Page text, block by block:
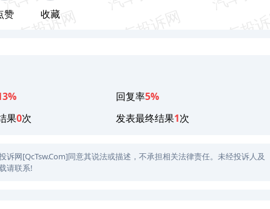
赞 收藏
回复率5%
果0次 发表最终结果1次
网[QcTsw.Com]同意其说法或描述，不承担相关法律责任。未经投诉人及
请联系!